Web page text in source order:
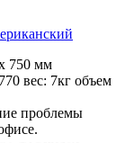
750 мм
вес: 7кг объем
проблемы